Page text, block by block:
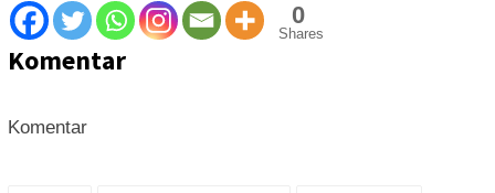
0
Shares
Komentar
Komentar